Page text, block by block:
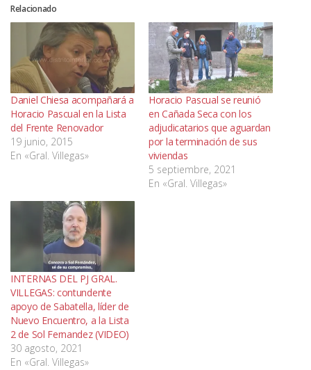
Relacionado
Daniel Chiesa acompañará a
Horacio Pascual en la Lista
del Frente Renovador
19 junio, 2015
En «Gral. Villegas»
Horacio Pascual se reunió
en Cañada Seca con los
adjudicatarios que aguardan
por la terminación de sus
viviendas
5 septiembre, 2021
En «Gral. Villegas»
INTERNAS DEL PJ GRAL.
VILLEGAS: contundente
apoyo de Sabatella, líder de
Nuevo Encuentro, a la Lista
2 de Sol Fernandez (VIDEO)
30 agosto, 2021
En «Gral. Villegas»